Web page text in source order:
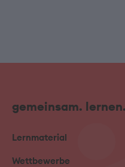
gemeinsam.
Lernmaterial
Wettbewerbe